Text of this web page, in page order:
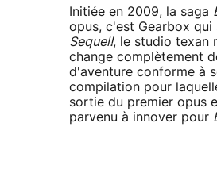
Initiée en 2009, la saga
opus, c'est Gearbox
Sequel!, le studio texan
change complètement
d'aventure conforme à
compilation pour
sortie du premier opus
parvenu à innover pour